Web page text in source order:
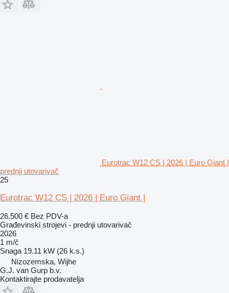
Eurotrac W12 CS | 2026 | Euro Giant |
prednji utovarivač
25
Eurotrac W12 CS | 2026 | Euro Giant |
26.500 € Bez PDV-a
Građevinski strojevi - prednji utovarivač
2026
1 m/č
Snaga 19.11 kW (26 k.s.)
Nizozemska, Wijhe
G.J. van Gurp b.v.
Kontaktirajte prodavatelja